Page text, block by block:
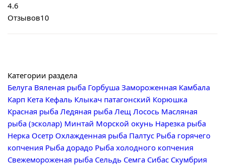
4.6
Отзывов10
Категории раздела
Белуга Вяленая рыба Горбуша Замороженная Камбала
Карп Кета Кефаль Клыкач патагонский Корюшка
Красная рыба Ледяная рыба Лещ Лосось Масляная
рыба (эсколар) Минтай Морской окунь Нарезка рыба
Нерка Осетр Охлажденная рыба Палтус Рыба горячего
копчения Рыба дорадо Рыба холодного копчения
Свежемороженая рыба Сельдь Семга Сибас Скумбрия